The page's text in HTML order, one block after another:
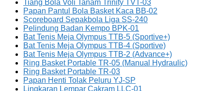
Tiang Bola Voli Tanam Trinity TVT-03
Papan Pantul Bola Basket Kaca BB-02
Scoreboard Sepakbola Liga SS-240
Pelindung Badan Kempo BPK-01
Bat Tenis Meja Olympus TTB-5 (Sportive+)
Bat Tenis Meja Olympus TTB-4 (Sportive)
Bat Tenis Meja Olympus TTB-2 (Advance+)
Ring Basket Portable TR-05 (Manual Hydraulic)
Ring Basket Portable TR-03
Papan Henti Tolak Peluru YJ-SP
Lingkaran Lempar Cakram LLC-01